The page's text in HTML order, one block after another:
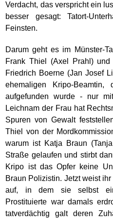
Verdacht, das verspricht ein
besser gesagt: Tatort-
Feinsten.
Darum geht es im Münster-
Frank Thiel (Axel Prahl)
Friedrich Boerne (Jan Josef
ehemaligen Kripo-
aufgefunden wurde - nur
Leichnam der Frau hat
Spuren von Gewalt
Thiel von der
warum ist Katja Braun
Straße gelaufen und stirbt
Kripo ist das Opfer keine
Braun Polizistin. Jetzt weist
auf, in dem sie selbst
Prostituierte war damals
tatverdächtig galt deren